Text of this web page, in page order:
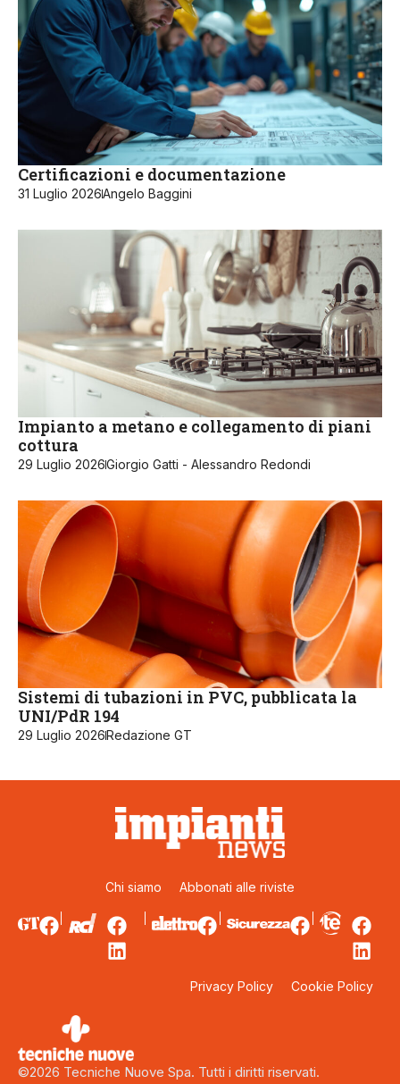
Certificazioni e documentazione
31 Luglio 2026Angelo Baggini
Impianto a metano e collegamento di piani
cottura
29 Luglio 2026Giorgio Gatti - Alessandro Redondi
Sistemi di tubazioni in PVC, pubblicata la
UNI/PdR 194
29 Luglio 2026Redazione GT
Chi siamo Abbonati alle riviste
Privacy Policy Cookie Policy
©2026 Tecniche Nuove Spa. Tutti i diritti riservati.